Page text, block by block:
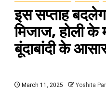
इस सप्ताह
मिजाज, होली के
बूंदाबांदी के
March 11, 2025 Yoshita